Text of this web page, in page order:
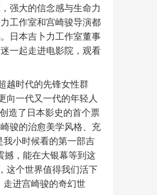
强大的信念感与生命力
工作室和宫崎骏导演都
日本吉卜力工作室董事
一起走进电影院，观看
越时代的先锋女性群
向一代又一代的年轻人
造了日本影史的首个票
骏的治愈美学风格、充
小时候看的第一部吉
撼，能在大银幕等到这
这个世界值得我们活下
进宫崎骏的奇幻世